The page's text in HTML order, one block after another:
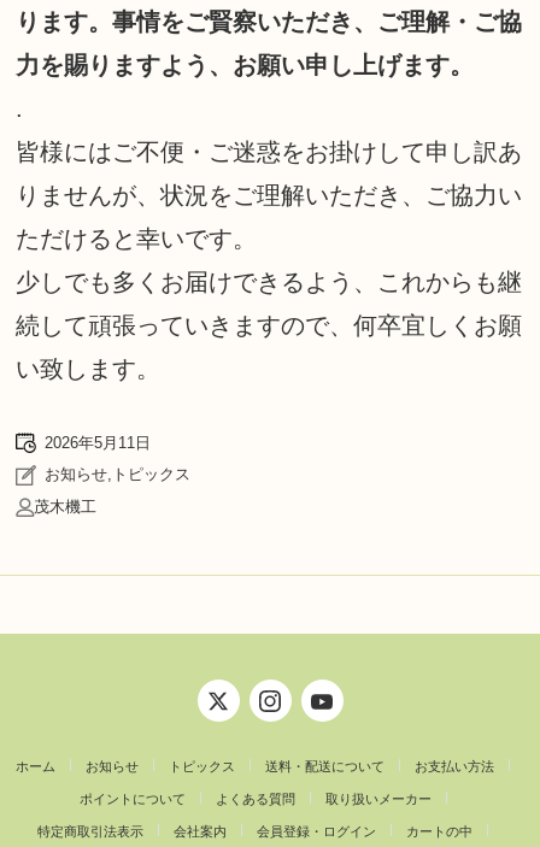
ります。事情をご賢察いただき、ご理解・ご協
力を賜りますよう、お願い申し上げます。
.
皆様にはご不便・ご迷惑をお掛けして申し訳あ
りませんが、状況をご理解いただき、ご協力い
ただけると幸いです。
少しでも多くお届けできるよう、これからも継
続して頑張っていきますので、何卒宜しくお願
い致します。
2026年5月11日
お知らせ, トピックス
茂木機工
ホーム お知らせ トピックス 送料・配送について お支払い方法
ポイントについて よくある質問 取り扱いメーカー
特定商取引法表示 会社案内 会員登録・ログイン カートの中